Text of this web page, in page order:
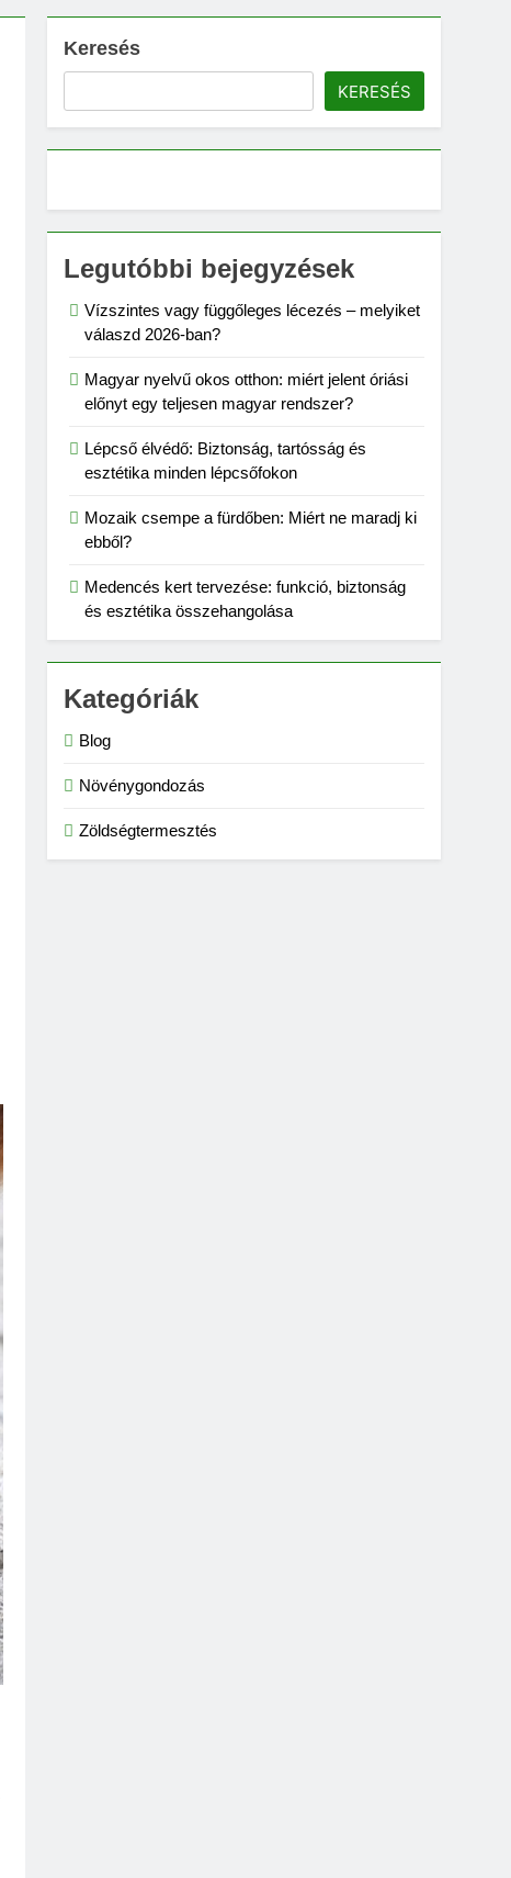
Keresés
KERESÉS
Legutóbbi bejegyzések
Vízszintes vagy függőleges lécezés – melyiket
válaszd 2026-ban?
Magyar nyelvű okos otthon: miért jelent óriási
előnyt egy teljesen magyar rendszer?
Lépcső élvédő: Biztonság, tartósság és
esztétika minden lépcsőfokon
Mozaik csempe a fürdőben: Miért ne maradj ki
ebből?
Medencés kert tervezése: funkció, biztonság
és esztétika összehangolása
Kategóriák
Blog
Növénygondozás
Zöldségtermesztés